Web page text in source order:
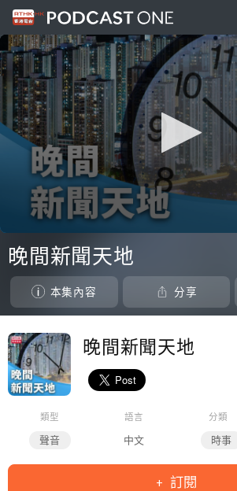
seconds
of
40
minutes,
晚間新聞天地
本集內容 分享
晚間新聞天地
類型
聲音
語言
中文
分類
時事
訂閱